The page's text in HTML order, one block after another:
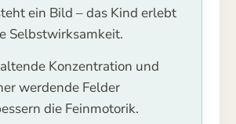
ein Bild – das Kind erlebt
Selbstwirksamkeit.
Konzentration und
werdende Felder
die Feinmotorik.